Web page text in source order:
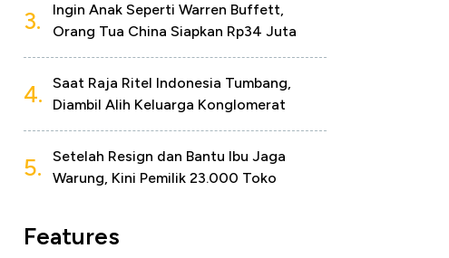
3.
Ingin Anak Seperti Warren Buffett,
Orang Tua China Siapkan Rp34 Juta
4.
Saat Raja Ritel Indonesia Tumbang,
Diambil Alih Keluarga Konglomerat
5.
Setelah Resign dan Bantu Ibu Jaga
Warung, Kini Pemilik 23.000 Toko
Features